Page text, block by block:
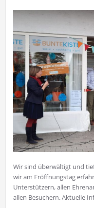
Wir sind überwältigt und
wir am Eröffnungstag
Unterstützern, allen
allen Besuchern. Aktuelle